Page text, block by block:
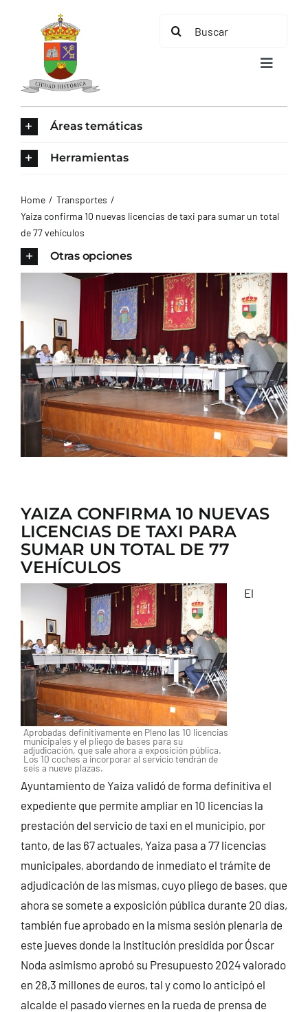
contenido
Buscar:
Toggle
AYUNTAMIENTO
CONTACTO
Áreas temáticas
Herramientas
Home
Transportes
Yaiza confirma 10 nuevas licencias de taxi para sumar un total
de 77 vehículos
Otras opciones
YAIZA CONFIRMA 10 NUEVAS
LICENCIAS DE TAXI PARA
SUMAR UN TOTAL DE 77
VEHÍCULOS
Aprobadas definitivamente en Pleno las 10 licencias
municipales y el pliego de bases para su
adjudicación, que sale ahora a exposición pública.
Los 10 coches a incorporar al servicio tendrán de
seis a nueve plazas.
El
Ayuntamiento de Yaiza validó de forma definitiva el
expediente que permite ampliar en 10 licencias la
prestación del servicio de taxi en el municipio, por
tanto, de las 67 actuales, Yaiza pasa a 77 licencias
municipales, abordando de inmediato el trámite de
adjudicación de las mismas, cuyo pliego de bases, que
ahora se somete a exposición pública durante 20 días,
también fue aprobado en la misma sesión plenaria de
este jueves donde la Institución presidida por Óscar
Noda asimismo aprobó su Presupuesto 2024 valorado
en 28,3 millones de euros, tal y como lo anticipó el
alcalde el pasado viernes en la rueda de prensa de